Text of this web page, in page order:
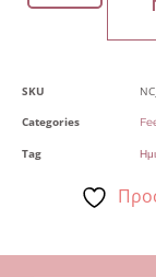
SKU
Categories
Tag